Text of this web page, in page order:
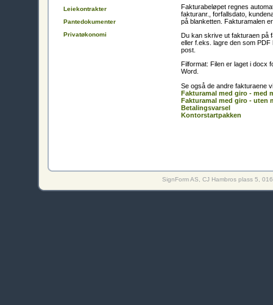
Leiekontrakter
Pantedokumenter
Privatøkonomi
Fakturabeløpet regnes
fakturanr., forfallsdato,
på blanketten. Fakturamalen
Du kan skrive ut fakturaen på
eller f.eks. lagre den som
post.
Filformat: Filen er laget i docx
Word.
Se også de andre fakturaene
Fakturamal med giro - med
Fakturamal med giro - uten
Betalingsvarsel
Kontorstartpakken
SignForm AS, CJ Hambros plass 5,